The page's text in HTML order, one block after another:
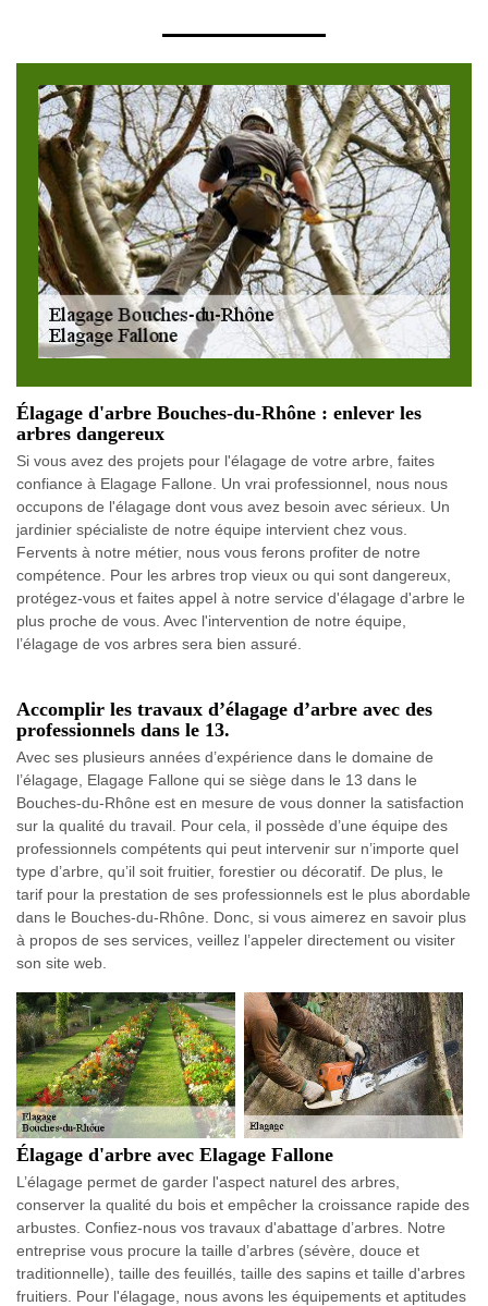
Élagage d'arbre Bouches-du-Rhône : enlever les
arbres dangereux
Si vous avez des projets pour l'élagage de votre arbre, faites
confiance à Elagage Fallone. Un vrai professionnel, nous nous
occupons de l'élagage dont vous avez besoin avec sérieux. Un
jardinier spécialiste de notre équipe intervient chez vous.
Fervents à notre métier, nous vous ferons profiter de notre
compétence. Pour les arbres trop vieux ou qui sont dangereux,
protégez-vous et faites appel à notre service d'élagage d'arbre le
plus proche de vous. Avec l'intervention de notre équipe,
l’élagage de vos arbres sera bien assuré.
Accomplir les travaux d’élagage d’arbre avec des
professionnels dans le 13.
Avec ses plusieurs années d’expérience dans le domaine de
l’élagage, Elagage Fallone qui se siège dans le 13 dans le
Bouches-du-Rhône est en mesure de vous donner la satisfaction
sur la qualité du travail. Pour cela, il possède d’une équipe des
professionnels compétents qui peut intervenir sur n’importe quel
type d’arbre, qu’il soit fruitier, forestier ou décoratif. De plus, le
tarif pour la prestation de ses professionnels est le plus abordable
dans le Bouches-du-Rhône. Donc, si vous aimerez en savoir plus
à propos de ses services, veillez l’appeler directement ou visiter
son site web.
Élagage d'arbre avec Elagage Fallone
L’élagage permet de garder l'aspect naturel des arbres,
conserver la qualité du bois et empêcher la croissance rapide des
arbustes. Confiez-nous vos travaux d'abattage d’arbres. Notre
entreprise vous procure la taille d’arbres (sévère, douce et
traditionnelle), taille des feuillés, taille des sapins et taille d'arbres
fruitiers. Pour l'élagage, nous avons les équipements et aptitudes